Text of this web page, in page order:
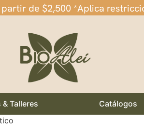
de $2,500 *Aplica
Talleres Catálogos